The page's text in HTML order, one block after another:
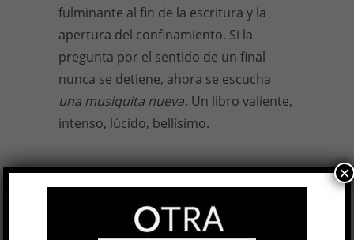
fulminante al fin de la escritura y la
apertura del confinamiento. Si la
pregunta por el sentido de un final
nunca se detiene, ahora se escucha
una musiquita nueva. Un libro valiente,
intenso, lúcido, bellísimo.
Marina Mariasch, Efectos personales,
Emecé, 2022, 240 págs.
×